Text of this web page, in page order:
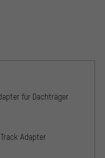
für Dachträger
Adapter